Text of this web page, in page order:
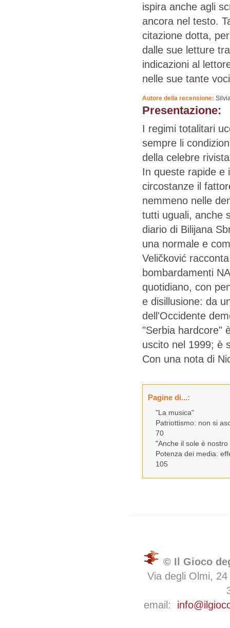
ispira anche agli
ancora nel testo.
citazione dotta,
dalle sue letture
indicazioni al
nelle sue tante
Autore della recensione:
Presentazione:
I regimi totalitari
sempre li
della celebre
In queste rapide e
circostanze il
nemmeno nelle
tutti uguali, anche
diario di Bilijana
una normale e
Veličković
bombardamenti
quotidiano, con
e disillusione: da
dell'Occidente
"Serbia hardcore"
uscito nel 1999; è
Con una nota di
Pagine di...:
"La musica"
Patriottismo: non si
70
"Anche il sole è nostro
Potenza dei media:
105
© Il Gioco
Via degli Olmi,
email: